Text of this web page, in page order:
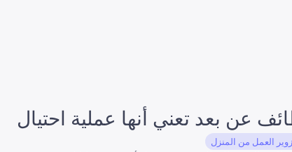
العمل من المنزل